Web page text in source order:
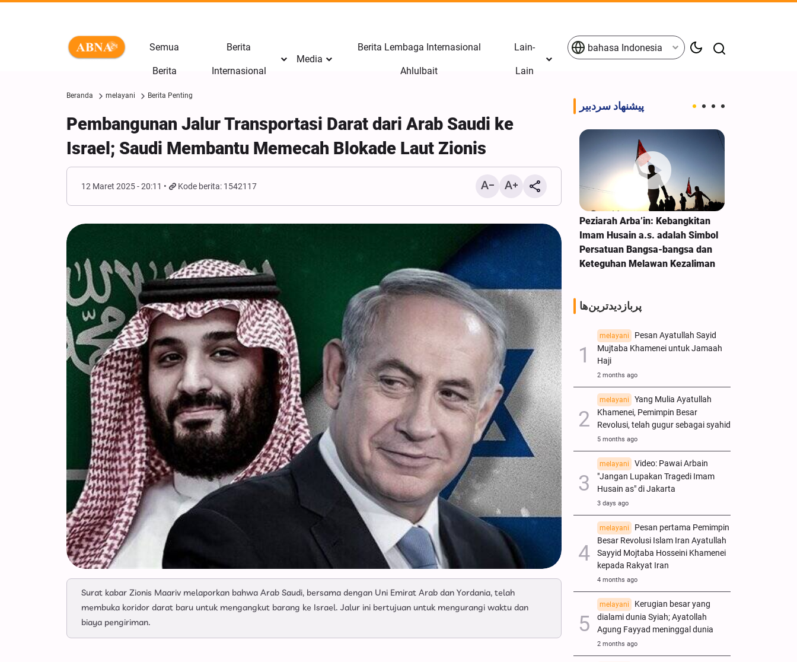
Semua
Berita
Berita
Internasional
Media
Berita Lembaga Internasional
Ahlulbait
Lain-
Lain
bahasa Indonesia
Beranda melayani Berita Penting
Pembangunan Jalur Transportasi Darat dari Arab Saudi ke
Israel; Saudi Membantu Memecah Blokade Laut Zionis
12 Maret 2025 - 20:11 Kode berita: 1542117
Surat kabar Zionis Maariv melaporkan bahwa Arab Saudi, bersama dengan Uni Emirat Arab dan Yordania, telah
membuka koridor darat baru untuk mengangkut barang ke Israel. Jalur ini bertujuan untuk mengurangi waktu dan
biaya pengiriman.
پیشنهاد سردبیر
Hujjatul Islam Azadi: Meraih
Hikmah Ilahi Termasuk Berkah
Terpenting dari Infak
Peziarah Arba’in: Kebangkitan
Imam Husain a.s. adalah Simbol
Persatuan Bangsa-bangsa dan
Keteguhan Melawan Kezaliman
پربازدیدترین‌ها
melayani
Pesan Ayatullah Sayid
Mujtaba Khamenei untuk Jamaah
Haji
2 months ago
melayani
Yang Mulia Ayatullah
Khamenei, Pemimpin Besar
Revolusi, telah gugur sebagai syahid
5 months ago
melayani
Video: Pawai Arbain
"Jangan Lupakan Tragedi Imam
Husain as" di Jakarta
3 days ago
melayani
Pesan pertama Pemimpin
Besar Revolusi Islam Iran Ayatullah
Sayyid Mojtaba Hosseini Khamenei
kepada Rakyat Iran
4 months ago
melayani
Kerugian besar yang
dialami dunia Syiah; Ayatollah
Agung Fayyad meninggal dunia
2 months ago